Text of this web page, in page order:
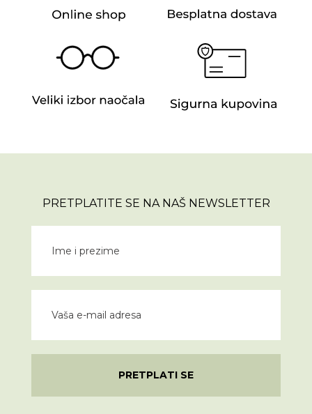
PRETPLATITE SE NA NAŠ NEWSLETTER
PRETPLATI SE